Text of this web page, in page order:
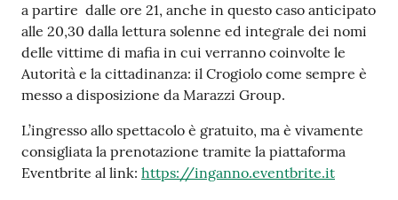
a partire dalle ore 21, anche in questo caso anticipato
alle 20,30 dalla lettura solenne ed integrale dei nomi
delle vittime di mafia in cui verranno coinvolte le
Autorità e la cittadinanza: il Crogiolo come sempre è
messo a disposizione da Marazzi Group.
L’ingresso allo spettacolo è gratuito, ma è vivamente
consigliata la prenotazione tramite la piattaforma
Eventbrite al link: https://inganno.eventbrite.it